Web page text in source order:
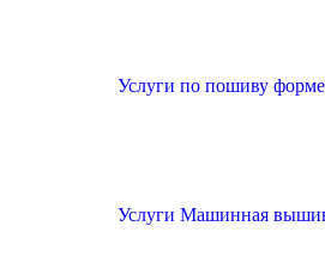
Услуги по пошиву
Услуги Машинная